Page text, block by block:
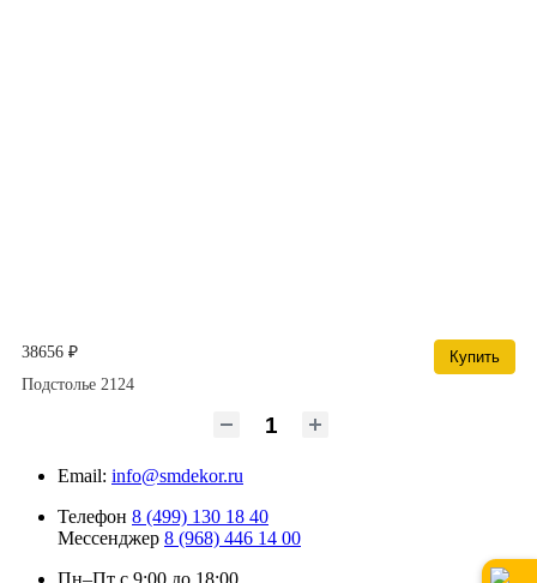
38656 ₽
Купить
Подстолье 2124
Email: info@smdekor.ru
Телефон 8 (499) 130 18 40
Мессенджер 8 (968) 446 14 00